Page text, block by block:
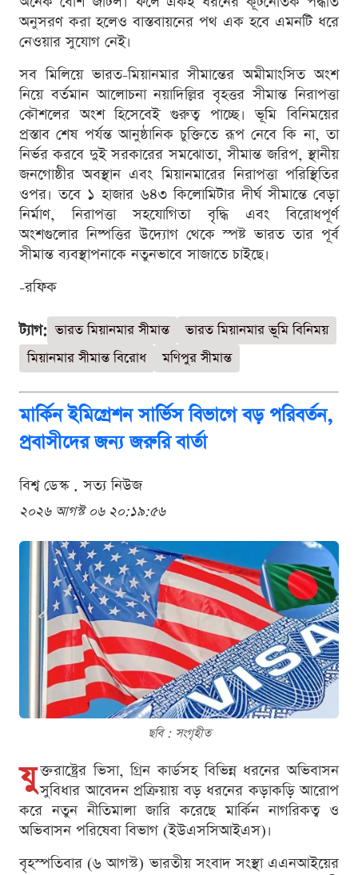
অনুসরণ করা হলেও বাস্তবায়নের পথ এক হবে এমনটি ধরে
নেওয়ার সুযোগ নেই।
সব মিলিয়ে ভারত-মিয়ানমার সীমান্তের অমীমাংসিত অংশ
নিয়ে বর্তমান আলোচনা নয়াদিল্লির বৃহত্তর সীমান্ত নিরাপত্তা
কৌশলের অংশ হিসেবেই গুরুত্ব পাচ্ছে। ভূমি বিনিময়ের
প্রস্তাব শেষ পর্যন্ত আনুষ্ঠানিক চুক্তিতে রূপ নেবে কি না, তা
নির্ভর করবে দুই সরকারের সমঝোতা, সীমান্ত জরিপ, স্থানীয়
জনগোষ্ঠীর অবস্থান এবং মিয়ানমারের নিরাপত্তা পরিস্থিতির
ওপর। তবে ১ হাজার ৬৪৩ কিলোমিটার দীর্ঘ সীমান্তে বেড়া
নির্মাণ, নিরাপত্তা সহযোগিতা বৃদ্ধি এবং বিরোধপূর্ণ
অংশগুলোর নিষ্পত্তির উদ্যোগ থেকে স্পষ্ট ভারত তার পূর্ব
সীমান্ত ব্যবস্থাপনাকে নতুনভাবে সাজাতে চাইছে।
-রফিক
ট্যাগ: ভারত মিয়ানমার সীমান্ত
ভারত মিয়ানমার ভূমি বিনিময়
মিয়ানমার সীমান্ত বিরোধ
মণিপুর সীমান্ত
মার্কিন ইমিগ্রেশন সার্ভিস বিভাগে বড় পরিবর্তন,
প্রবাসীদের জন্য জরুরি বার্তা
বিশ্ব ডেস্ক . সত্য নিউজ
২০২৬ আগস্ট ০৬ ২০:১৯:৫৬
ছবি : সংগৃহীত
যু ক্তরাষ্ট্রের ভিসা, গ্রিন কার্ডসহ বিভিন্ন ধরনের অভিবাসন
সুবিধার আবেদন প্রক্রিয়ায় বড় ধরনের কড়াকড়ি আরোপ
করে নতুন নীতিমালা জারি করেছে মার্কিন নাগরিকত্ব ও
অভিবাসন পরিষেবা বিভাগ (ইউএসসিআইএস)।
বৃহস্পতিবার (৬ আগস্ট) ভারতীয় সংবাদ সংস্থা এএনআইয়ের